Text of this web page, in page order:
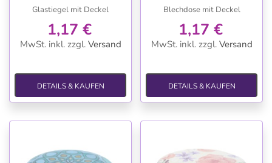
Glastiegel mit Deckel
1,17 €
MwSt. inkl. zzgl. Versand
DETAILS & KAUFEN
Blechdose mit Deckel
1,17 €
MwSt. inkl. zzgl. Versand
DETAILS & KAUFEN